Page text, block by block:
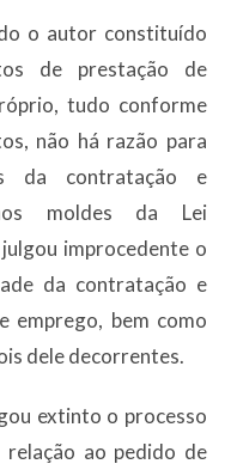
o autor constituído
de prestação de
tudo conforme
não há razão para
da contratação e
moldes da Lei
improcedente o
da contratação e
emprego, bem como
dele decorrentes.
extinto o processo
ao pedido de